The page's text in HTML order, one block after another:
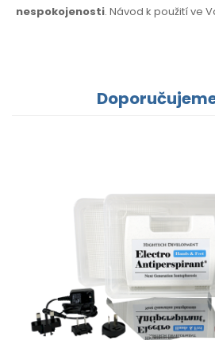
nespokojenosti. Návod k použitíve